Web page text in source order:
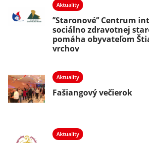
Aktuality
’’Staronové’’ Centrum
sociálno zdravotnej
pomáha obyvateľom
vrchov
Aktuality
Fašiangový večierok
Aktuality